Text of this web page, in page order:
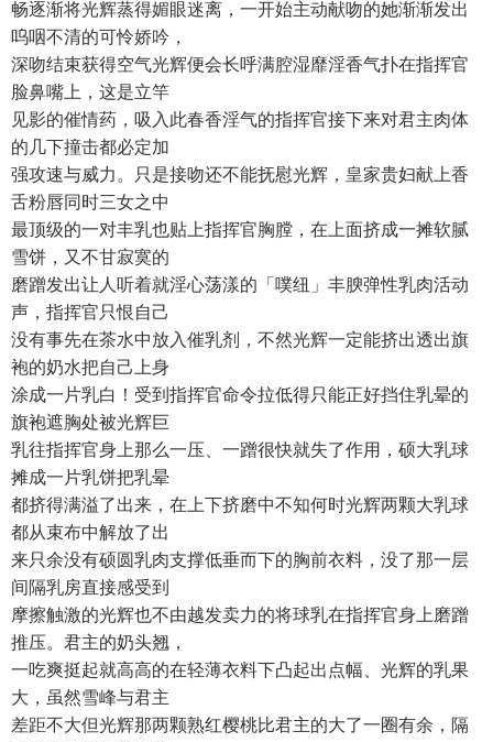
畅逐渐将光辉蒸得媚眼迷离，一开始主动献吻的她渐渐发出
呜咽不清的可怜娇吟，
深吻结束获得空气光辉便会长呼满腔湿靡淫香气扑在指挥官
脸鼻嘴上，这是立竿
见影的催情药，吸入此春香淫气的指挥官接下来对君主肉体
的几下撞击都必定加
强攻速与威力。只是接吻还不能抚慰光辉，皇家贵妇献上香
舌粉唇同时三女之中
最顶级的一对丰乳也贴上指挥官胸膛，在上面挤成一摊软腻
雪饼，又不甘寂寞的
磨蹭发出让人听着就淫心荡漾的「噗纽」丰腴弹性乳肉活动
声，指挥官只恨自己
没有事先在茶水中放入催乳剂，不然光辉一定能挤出透出旗
袍的奶水把自己上身
涂成一片乳白！受到指挥官命令拉低得只能正好挡住乳晕的
旗袍遮胸处被光辉巨
乳往指挥官身上那么一压、一蹭很快就失了作用，硕大乳球
摊成一片乳饼把乳晕
都挤得满溢了出来，在上下挤磨中不知何时光辉两颗大乳球
都从束布中解放了出
来只余没有硕圆乳肉支撑低垂而下的胸前衣料，没了那一层
间隔乳房直接感受到
摩擦触激的光辉也不由越发卖力的将球乳在指挥官身上磨蹭
推压。君主的奶头翘，
一吃爽挺起就高高的在轻薄衣料下凸起出点幅、光辉的乳果
大，虽然雪峰与君主
差距不大但光辉那两颗熟红樱桃比君主的大了一圈有余，隔